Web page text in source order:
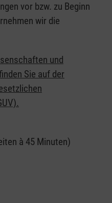
vor bzw. zu Beginn
wir die
und
Sie auf der
à 45 Minuten)